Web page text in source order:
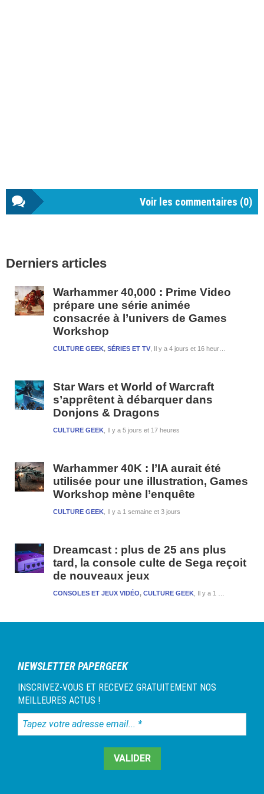
Voir les commentaires (0)
latérale
Derniers articles
Warhammer 40,000 : Prime Video
prépare une série animée
consacrée à l’univers de Games
Workshop
Il y a 4 jours et 16 heures
CULTURE GEEK, SÉRIES ET TV
Star Wars et World of Warcraft
s’apprêtent à débarquer dans
Donjons & Dragons
Il y a 5 jours et 17 heures
CULTURE GEEK
Warhammer 40K : l’IA aurait été
utilisée pour une illustration, Games
Workshop mène l’enquête
Il y a 1 semaine et 3 jours
CULTURE GEEK
Dreamcast : plus de 25 ans plus
tard, la console culte de Sega reçoit
de nouveaux jeux
Il y a 1 semaine et 3 jours
CONSOLES ET JEUX VIDÉO, CULTURE GEEK
NEWSLETTER PAPERGEEK
INSCRIVEZ-VOUS ET RECEVEZ GRATUITEMENT NOS
MEILLEURES ACTUS !
Tapez
votre